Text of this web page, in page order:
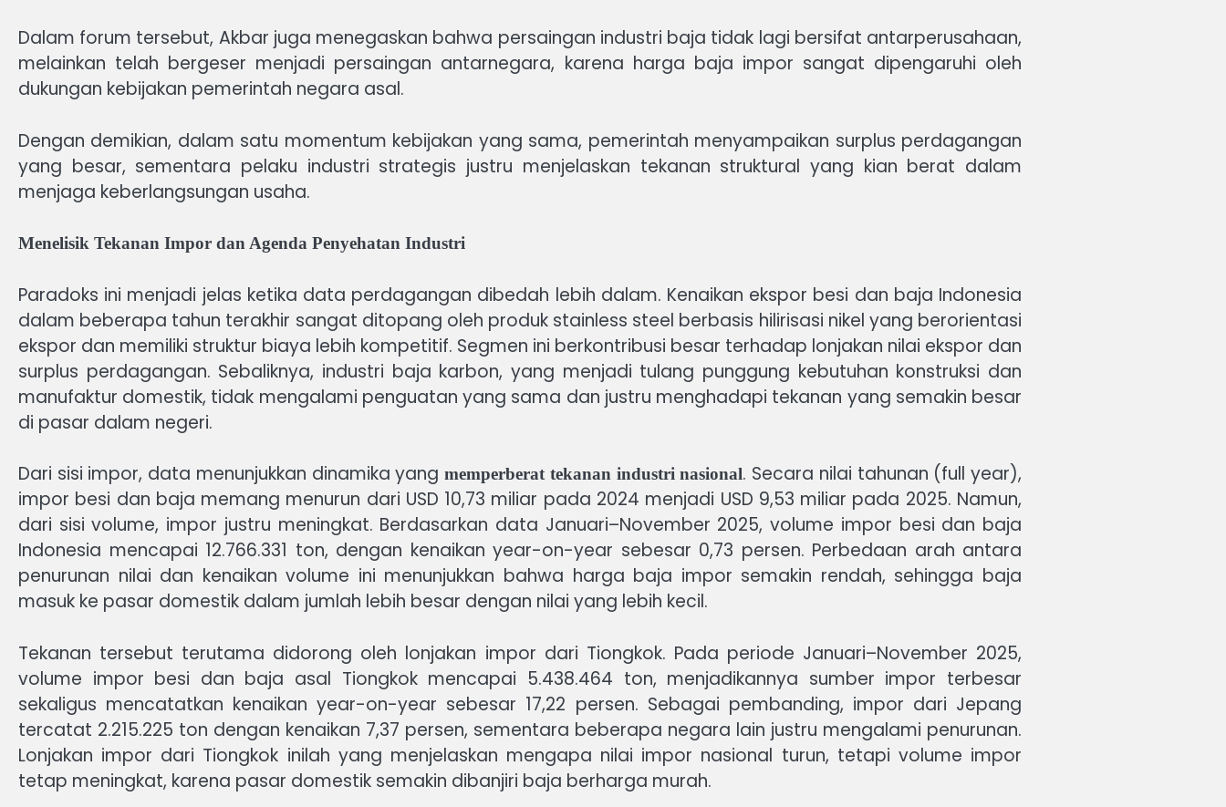
Dalam forum tersebut, Akbar juga menegaskan bahwa persaingan industri baja tidak lagi bersifat antarperusahaan,
melainkan telah bergeser menjadi persaingan antarnegara, karena harga baja impor sangat dipengaruhi oleh
dukungan kebijakan pemerintah negara asal.
Dengan demikian, dalam satu momentum kebijakan yang sama, pemerintah menyampaikan surplus perdagangan
yang besar, sementara pelaku industri strategis justru menjelaskan tekanan struktural yang kian berat dalam
menjaga keberlangsungan usaha.
Menelisik Tekanan Impor dan Agenda Penyehatan Industri
Paradoks ini menjadi jelas ketika data perdagangan dibedah lebih dalam. Kenaikan ekspor besi dan baja Indonesia
dalam beberapa tahun terakhir sangat ditopang oleh produk stainless steel berbasis hilirisasi nikel yang berorientasi
ekspor dan memiliki struktur biaya lebih kompetitif. Segmen ini berkontribusi besar terhadap lonjakan nilai ekspor dan
surplus perdagangan. Sebaliknya, industri baja karbon, yang menjadi tulang punggung kebutuhan konstruksi dan
manufaktur domestik, tidak mengalami penguatan yang sama dan justru menghadapi tekanan yang semakin besar
di pasar dalam negeri.
Dari sisi impor, data menunjukkan dinamika yangmemperberat tekanan industri nasional. Secara nilai tahunan (full year),
impor besi dan baja memang menurun dari USD 10,73 miliar pada 2024 menjadi USD 9,53 miliar pada 2025. Namun,
dari sisi volume, impor justru meningkat. Berdasarkan data Januari–November 2025, volume impor besi dan baja
Indonesia mencapai 12.766.331 ton, dengan kenaikan year-on-year sebesar 0,73 persen. Perbedaan arah antara
penurunan nilai dan kenaikan volume ini menunjukkan bahwa harga baja impor semakin rendah, sehingga baja
masuk ke pasar domestik dalam jumlah lebih besar dengan nilai yang lebih kecil.
Tekanan tersebut terutama didorong oleh lonjakan impor dari Tiongkok. Pada periode Januari–November 2025,
volume impor besi dan baja asal Tiongkok mencapai 5.438.464 ton, menjadikannya sumber impor terbesar
sekaligus mencatatkan kenaikan year-on-year sebesar 17,22 persen. Sebagai pembanding, impor dari Jepang
tercatat 2.215.225 ton dengan kenaikan 7,37 persen, sementara beberapa negara lain justru mengalami penurunan.
Lonjakan impor dari Tiongkok inilah yang menjelaskan mengapa nilai impor nasional turun, tetapi volume impor
tetap meningkat, karena pasar domestik semakin dibanjiri baja berharga murah.